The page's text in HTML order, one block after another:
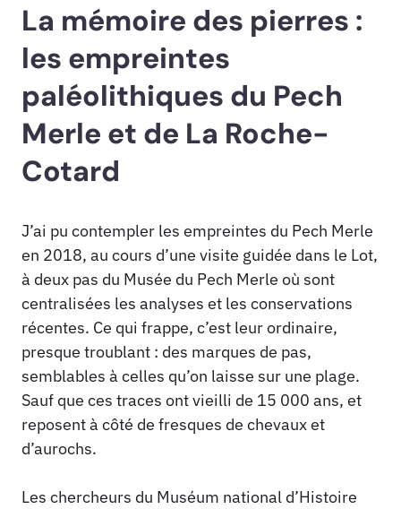
La mémoire des pierres :
les empreintes
paléolithiques du Pech
Merle et de La Roche-
Cotard
J’ai pu contempler les empreintes du Pech Merle
en 2018, au cours d’une visite guidée dans le Lot,
à deux pas du Musée du Pech Merle où sont
centralisées les analyses et les conservations
récentes. Ce qui frappe, c’est leur ordinaire,
presque troublant : des marques de pas,
semblables à celles qu’on laisse sur une plage.
Sauf que ces traces ont vieilli de 15 000 ans, et
reposent à côté de fresques de chevaux et
d’aurochs.
Les chercheurs du Muséum national d’Histoire